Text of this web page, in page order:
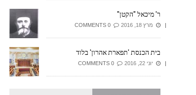
ר' מיכאל "הקטן"
מרץ 18, 2016
בית הכנסת 'תפארת אהרון' בלוד
יוני 22, 2016